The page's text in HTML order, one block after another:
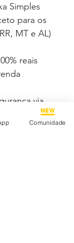
Simples
para os
MT e AL)
reais
via
no cartão
Comunidade